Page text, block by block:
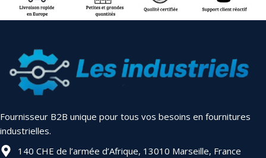
Fournisseur B2B unique pour tous vos besoins en fournitures
industrielles.
140 CHE de l’armée d’Afrique, 13010 Marseille, France